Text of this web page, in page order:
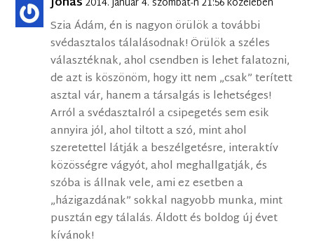
Szia Ádám, én is nagyon örülök a további
svédasztalos tálalásodnak! Örülök a széles
választéknak, ahol csendben is lehet falatozni,
de azt is köszönöm, hogy itt nem „csak” terített
asztal vár, hanem a társalgás is lehetséges!
Arról a svédasztalról a csipegetés sem esik
annyira jól, ahol tiltott a szó, mint ahol
szeretettel látják a beszélgetésre, interaktív
közösségre vágyót, ahol meghallgatják, és
szóba is állnak vele, ami ez esetben a
„házigazdának” sokkal nagyobb munka, mint
pusztán egy tálalás. Áldott és boldog új évet
kívánok!